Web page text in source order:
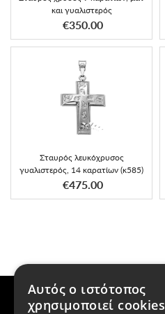
και γυαλιστερός
€350.00
Σταυρός λευκόχρυσος
γυαλιστερός, 14 καρατίων (κ585)
€475.00
Αυτός ο ιστότοπος
χρησιμοποιεί cookies